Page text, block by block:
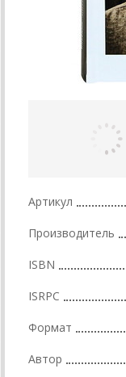
Артикул
Производитель
ISBN
ISRPC
Формат
Автор